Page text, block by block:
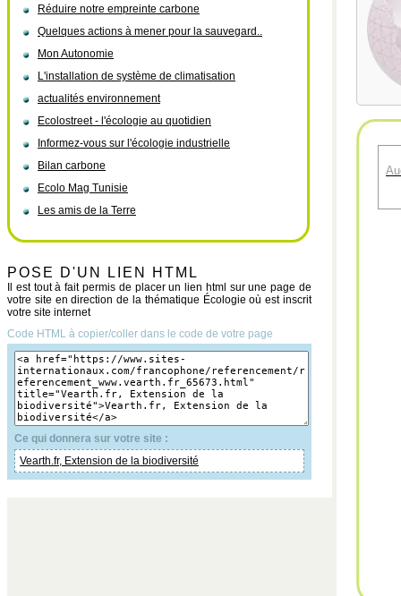
Réduire notre empreinte carbone
Quelques actions à mener pour la sauvegard..
Mon Autonomie
L'installation de système de climatisation
actualités environnement
Ecolostreet - l'écologie au quotidien
Informez-vous sur l'écologie industrielle
Bilan carbone
Ecolo Mag Tunisie
Les amis de la Terre
POSE D'UN LIEN HTML
Il est tout à fait permis de placer un lien html sur une page de
votre site en direction de la thématique Écologie où est inscrit
votre site internet
Code HTML à copier/coller dans le code de votre page
Ce qui donnera sur votre site :
Vearth.fr, Extension de la biodiversité